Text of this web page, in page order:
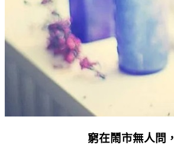
窮在鬧市無人問，